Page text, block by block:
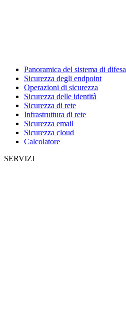
Panoramica del sistema di difesa
Sicurezza degli endpoint
Operazioni di sicurezza
Sicurezza delle identità
Sicurezza di rete
Infrastruttura di rete
Sicurezza email
Sicurezza cloud
Calcolatore
SERVIZI